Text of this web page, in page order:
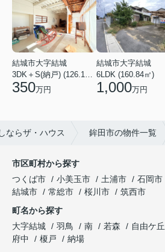
結城市大字結城
3DK＋S(納戸) (126.19㎡)
350万円
結城市大字結城
6LDK (160.84㎡)
1,000万円
ならザ・ハウス 鉾田市の物件一覧
市区町村から探す
つくば市
小美玉市 土浦市 石岡市
結城市
常総市 桜川市
筑西市
町名から探す
大字結城
羽鳥 南 若森 自由ケ丘
府中
榎戸
納場